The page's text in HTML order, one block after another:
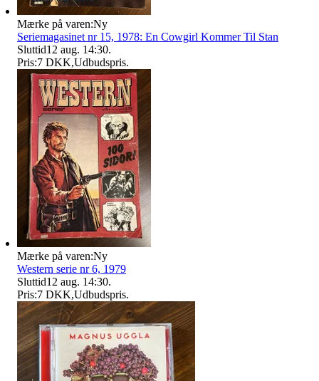
Mærke på varen:Ny
Seriemagasinet nr 15, 1978: En Cowgirl Kommer Til Stan
Sluttid12 aug. 14:30.
Pris:7 DKK,Udbudspris.
Mærke på varen:Ny
Western serie nr 6, 1979
Sluttid12 aug. 14:30.
Pris:7 DKK,Udbudspris.